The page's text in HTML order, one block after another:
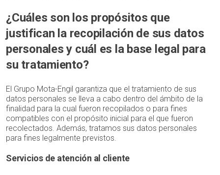
¿Cuáles son los propósitos que
justifican la recopilación de sus datos
personales y cuál es la base legal para
su tratamiento?
El Grupo Mota-Engil garantiza que el tratamiento de sus
datos personales se lleva a cabo dentro del ámbito de la
finalidad para la cual fueron recopilados o para fines
compatibles con el propósito inicial para el que fueron
recolectados. Además, tratamos sus datos personales
para fines legalmente previstos.
Servicios de atención al cliente